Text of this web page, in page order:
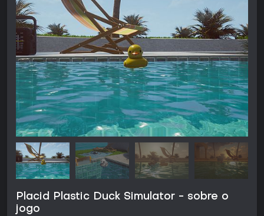
Placid Plastic Duck Simulator - sobre o
jogo